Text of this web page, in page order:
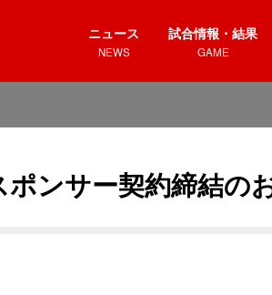
ニュース
NEWS
試合情報・結果
GAME
ンサー契約締結の